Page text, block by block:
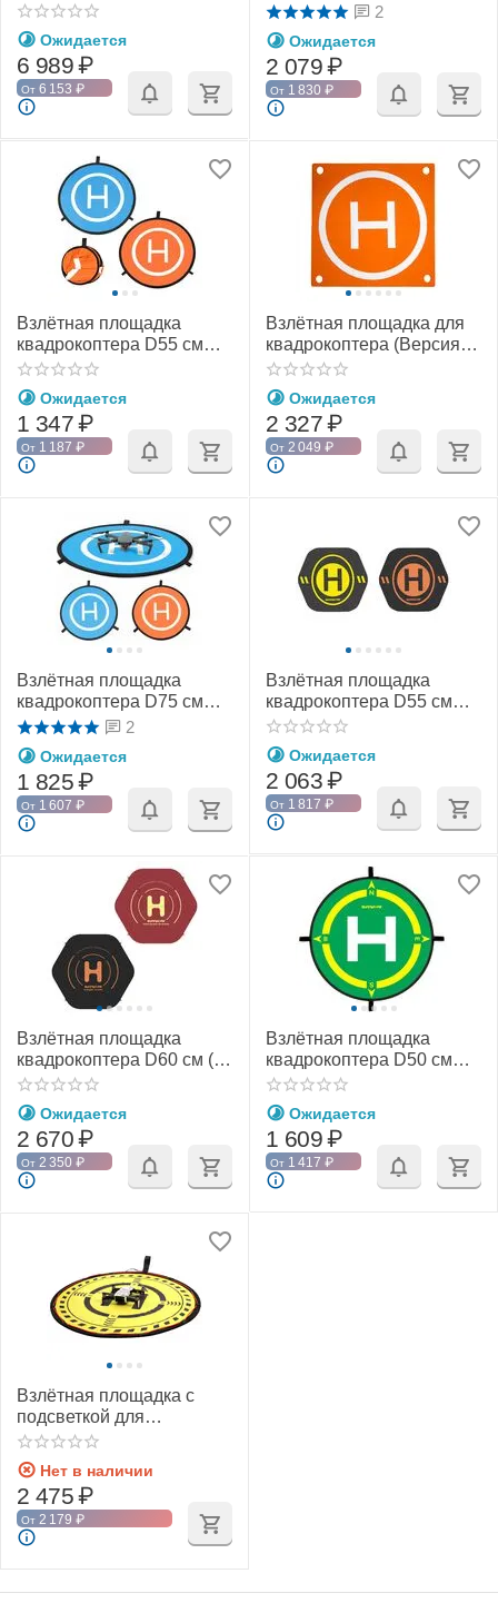
D110 см (утяжелённая)
(PGYTECH)
Ожидается
6 989₽
От 6 153 ₽
(PGYTECH PGY-AC-308)
2
Ожидается
2 079₽
От 1 830 ₽
Взлётная площадка
квадрокоптера D55 см
(PGYTECH P-GM-101)
Ожидается
1 347₽
От 1 187 ₽
Взлётная площадка для
квадрокоптера (Версия
Pro) V2 (PGYTECH P-GM-
143)
Ожидается
2 327₽
От 2 049 ₽
Взлётная площадка
квадрокоптера D75 см
(SunnyLife)
2
Ожидается
1 825₽
От 1 607 ₽
Взлётная площадка
квадрокоптера D55 см
(SunnyLife)
Ожидается
2 063₽
От 1 817 ₽
Взлётная площадка
квадрокоптера D60 см (с
фиксаторами) (SunnyLife)
Ожидается
2 670₽
От 2 350 ₽
Взлётная площадка
квадрокоптера D50 см
(SunnyLife)
Ожидается
1 609₽
От 1 417 ₽
Взлётная площадка с
подсветкой для
квадрокоптера D70 см
(SunnyLife)
Нет в наличии
2 475₽
От 2 179 ₽